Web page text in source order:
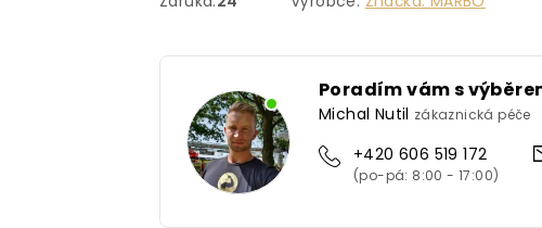
Poradím vám s
Michal Nutil zákaznická péče
+420 606 519 172